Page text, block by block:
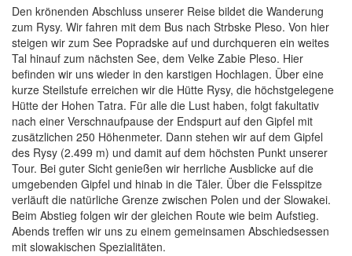
Den krönenden Abschluss unserer Reise bildet die Wanderung
zum Rysy. Wir fahren mit dem Bus nach Strbske Pleso. Von hier
steigen wir zum See Popradske auf und durchqueren ein weites
Tal hinauf zum nächsten See, dem Velke Zabie Pleso. Hier
befinden wir uns wieder in den karstigen Hochlagen. Über eine
kurze Steilstufe erreichen wir die Hütte Rysy, die höchstgelegene
Hütte der Hohen Tatra. Für alle die Lust haben, folgt fakultativ
nach einer Verschnaufpause der Endspurt auf den Gipfel mit
zusätzlichen 250 Höhenmeter. Dann stehen wir auf dem Gipfel
des Rysy (2.499 m) und damit auf dem höchsten Punkt unserer
Tour. Bei guter Sicht genießen wir herrliche Ausblicke auf die
umgebenden Gipfel und hinab in die Täler. Über die Felsspitze
verläuft die natürliche Grenze zwischen Polen und der Slowakei.
Beim Abstieg folgen wir der gleichen Route wie beim Aufstieg.
Abends treffen wir uns zu einem gemeinsamen Abschiedsessen
mit slowakischen Spezialitäten.